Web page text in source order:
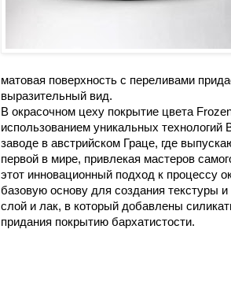
матовая поверхность с переливами
выразительный вид.
В окрасочном цеху покрытие цвета
использованием уникальных
заводе в австрийском Граце, где
первой в мире, привлекая мастеров
этот инновационный подход к процессу
базовую основу для создания текстуры
слой и лак, в который добавлены
придания покрытию бархатистости.